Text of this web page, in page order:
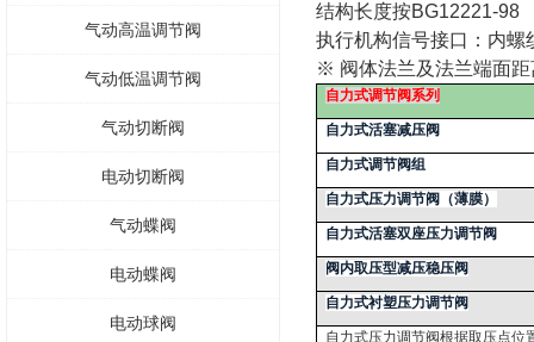
气动高温调节阀
气动低温调节阀
气动切断阀
电动切断阀
气动蝶阀
电动蝶阀
电动球阀
结构长度按BG12221-98
执行机构信号接口：内螺
※ 阀体法兰及法兰端面
自力式调节阀系列
自力式活塞减压阀
自力式调节阀组
自力式压力调节阀（薄膜）
自力式活塞双座压力调节阀
阀内取压型减压稳压阀
自力式衬塑压力调节阀
自力式压力调节阀根据取压点位